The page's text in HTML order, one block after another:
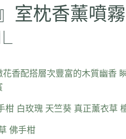
室枕香薰噴霧
花香配搭層次豐富的木質幽香
柑 白玫瑰 天竺葵 真正薰衣草
佛手柑